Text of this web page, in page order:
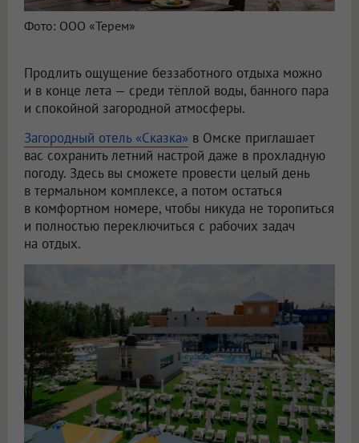
Фото: ООО «Терем»
Продлить ощущение беззаботного отдыха можно
и в конце лета — среди тёплой воды, банного пара
и спокойной загородной атмосферы.
Загородный отель «Сказка» в Омске приглашает
вас сохранить летний настрой даже в прохладную
погоду. Здесь вы сможете провести целый день
в термальном комплексе, а потом остаться
в комфортном номере, чтобы никуда не торопиться
и полностью переключиться с рабочих задач
на отдых.